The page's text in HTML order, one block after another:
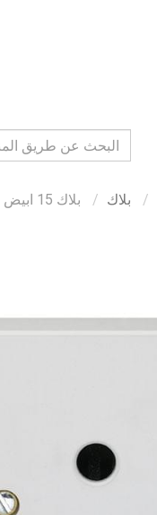
بلاك بلاك 15 ابيض مفرد